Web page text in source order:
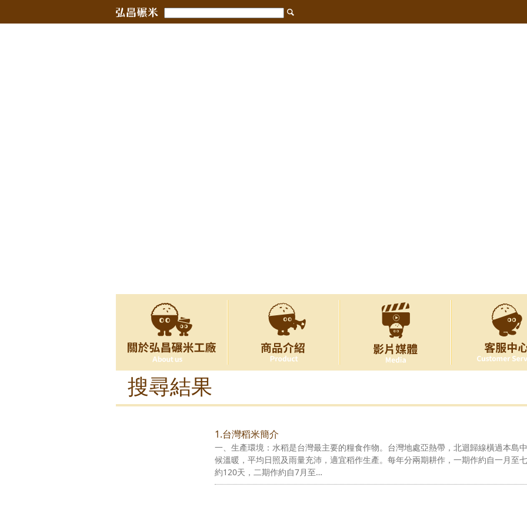
搜尋結果
1.台灣稻米簡介
一、生產環境：水稻是台灣最主要的糧食作物。台灣地處亞熱帶，北迴歸線橫過本島
候溫暖，平均日照及雨量充沛，適宜稻作生產。每年分兩期耕作，一期作約自一月至
約120天，二期作約自7月至…